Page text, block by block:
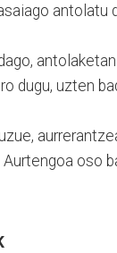
antolatu
dugu, uzten
oso